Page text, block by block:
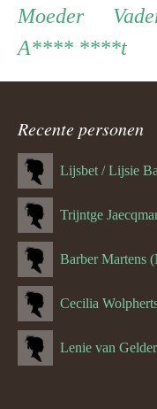
ouder
MoederMoeder
A**** ****t
Recente personen
Cecilia